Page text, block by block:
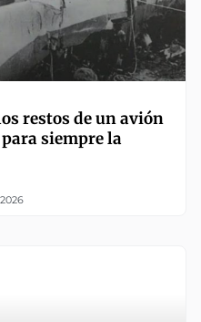
restos de un avión
siempre la